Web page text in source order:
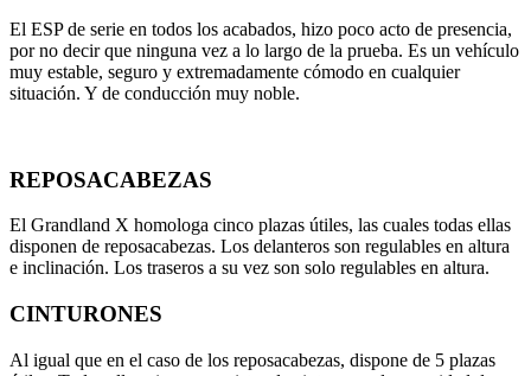
El ESP de serie en todos los acabados, hizo poco acto de presencia,
por no decir que ninguna vez a lo largo de la prueba. Es un vehículo
muy estable, seguro y extremadamente cómodo en cualquier
situación. Y de conducción muy noble.
REPOSACABEZAS
El Grandland X homologa cinco plazas útiles, las cuales todas ellas
disponen de reposacabezas. Los delanteros son regulables en altura
e inclinación. Los traseros a su vez son solo regulables en altura.
CINTURONES
Al igual que en el caso de los reposacabezas, dispone de 5 plazas